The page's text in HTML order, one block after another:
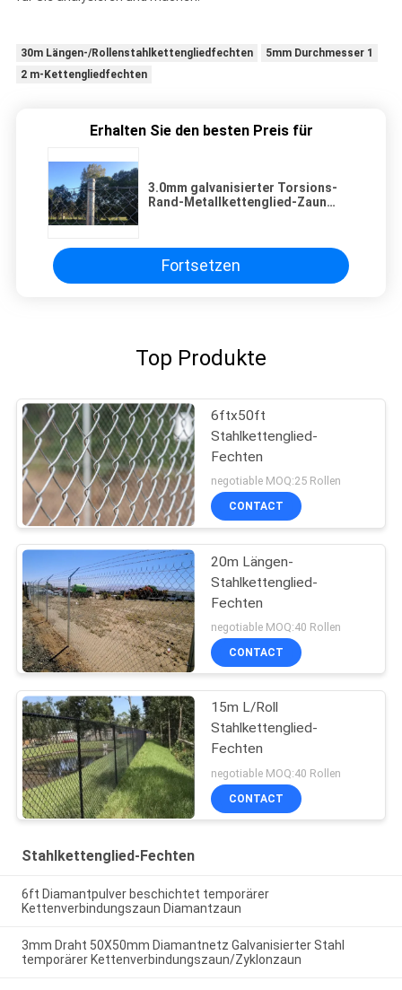
30m Längen-/Rollenstahlkettengliedfechten
5mm Durchmesser 1
2 m-Kettengliedfechten
Erhalten Sie den besten Preis für
3.0mm galvanisierter Torsions-
Rand-Metallkettenglied-Zaun
Fortsetzen
Top Produkte
6ftx50ft
Stahlkettenglied-
Fechten
negotiable MOQ:25 Rollen
CONTACT
20m Längen-
Stahlkettenglied-
Fechten
negotiable MOQ:40 Rollen
CONTACT
15m L/Roll
Stahlkettenglied-
Fechten
negotiable MOQ:40 Rollen
CONTACT
Stahlkettenglied-Fechten
6ft Diamantpulver beschichtet temporärer
Kettenverbindungszaun Diamantzaun
3mm Draht 50X50mm Diamantnetz Galvanisierter Stahl
temporärer Kettenverbindungszaun/Zyklonzaun